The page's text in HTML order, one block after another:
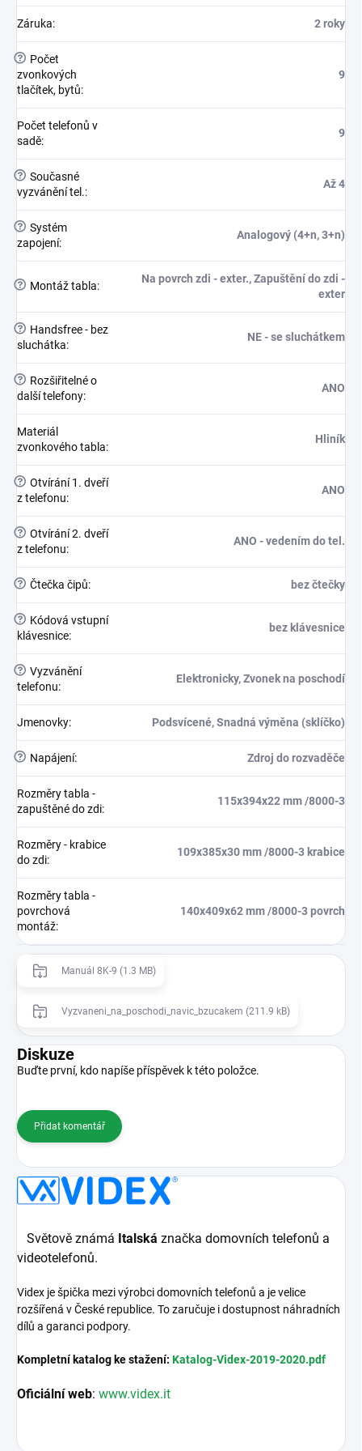
Záruka: 2 roky
?
Počet
zvonkových
tlačítek, bytů:
9
Počet telefonů v
sadě:
9
? Současné
vyzvánění tel.:
Až 4
? Systém
zapojení:
Analogový (4+n, 3+n)
? Montáž tabla:
Na povrch zdi - exter., Zapuštění do zdi -
exter
?
Handsfree - bez
sluchátka:
NE - se sluchátkem
?
Rozšiřitelné o
další telefony:
ANO
Materiál
zvonkového tabla:
Hliník
? Otvírání 1. dveří
z telefonu:
ANO
? Otvírání 2. dveří
z telefonu:
ANO - vedením do tel.
? Čtečka čipů: bez čtečky
?
Kódová vstupní
klávesnice:
bez klávesnice
? Vyzvánění
telefonu:
Elektronicky, Zvonek na poschodí
Jmenovky: Podsvícené, Snadná výměna (sklíčko)
? Napájení: Zdroj do rozvaděče
Rozměry tabla -
zapuštěné do zdi:
115x394x22 mm /8000-3
Rozměry - krabice
do zdi:
109x385x30 mm /8000-3 krabice
Rozměry tabla -
povrchová
montáž:
140x409x62 mm /8000-3 povrch
Manuál 8K-9 (1.3 MB)
Vyzvaneni_na_poschodi_navic_bzucakem (211.9 kB)
Diskuze
Buďte první, kdo napíše příspěvek k této položce.
Přidat komentář
Světově známá Italská značka domovních telefonů a
videotelefonů.
Videx je špička mezi výrobci domovních telefonů a je velice
rozšířená v České republice. To zaručuje i dostupnost náhradních
dílů a garanci podpory.
Kompletní katalog ke stažení: Katalog-Videx-2019-2020.pdf
Oficiální web: www.videx.it